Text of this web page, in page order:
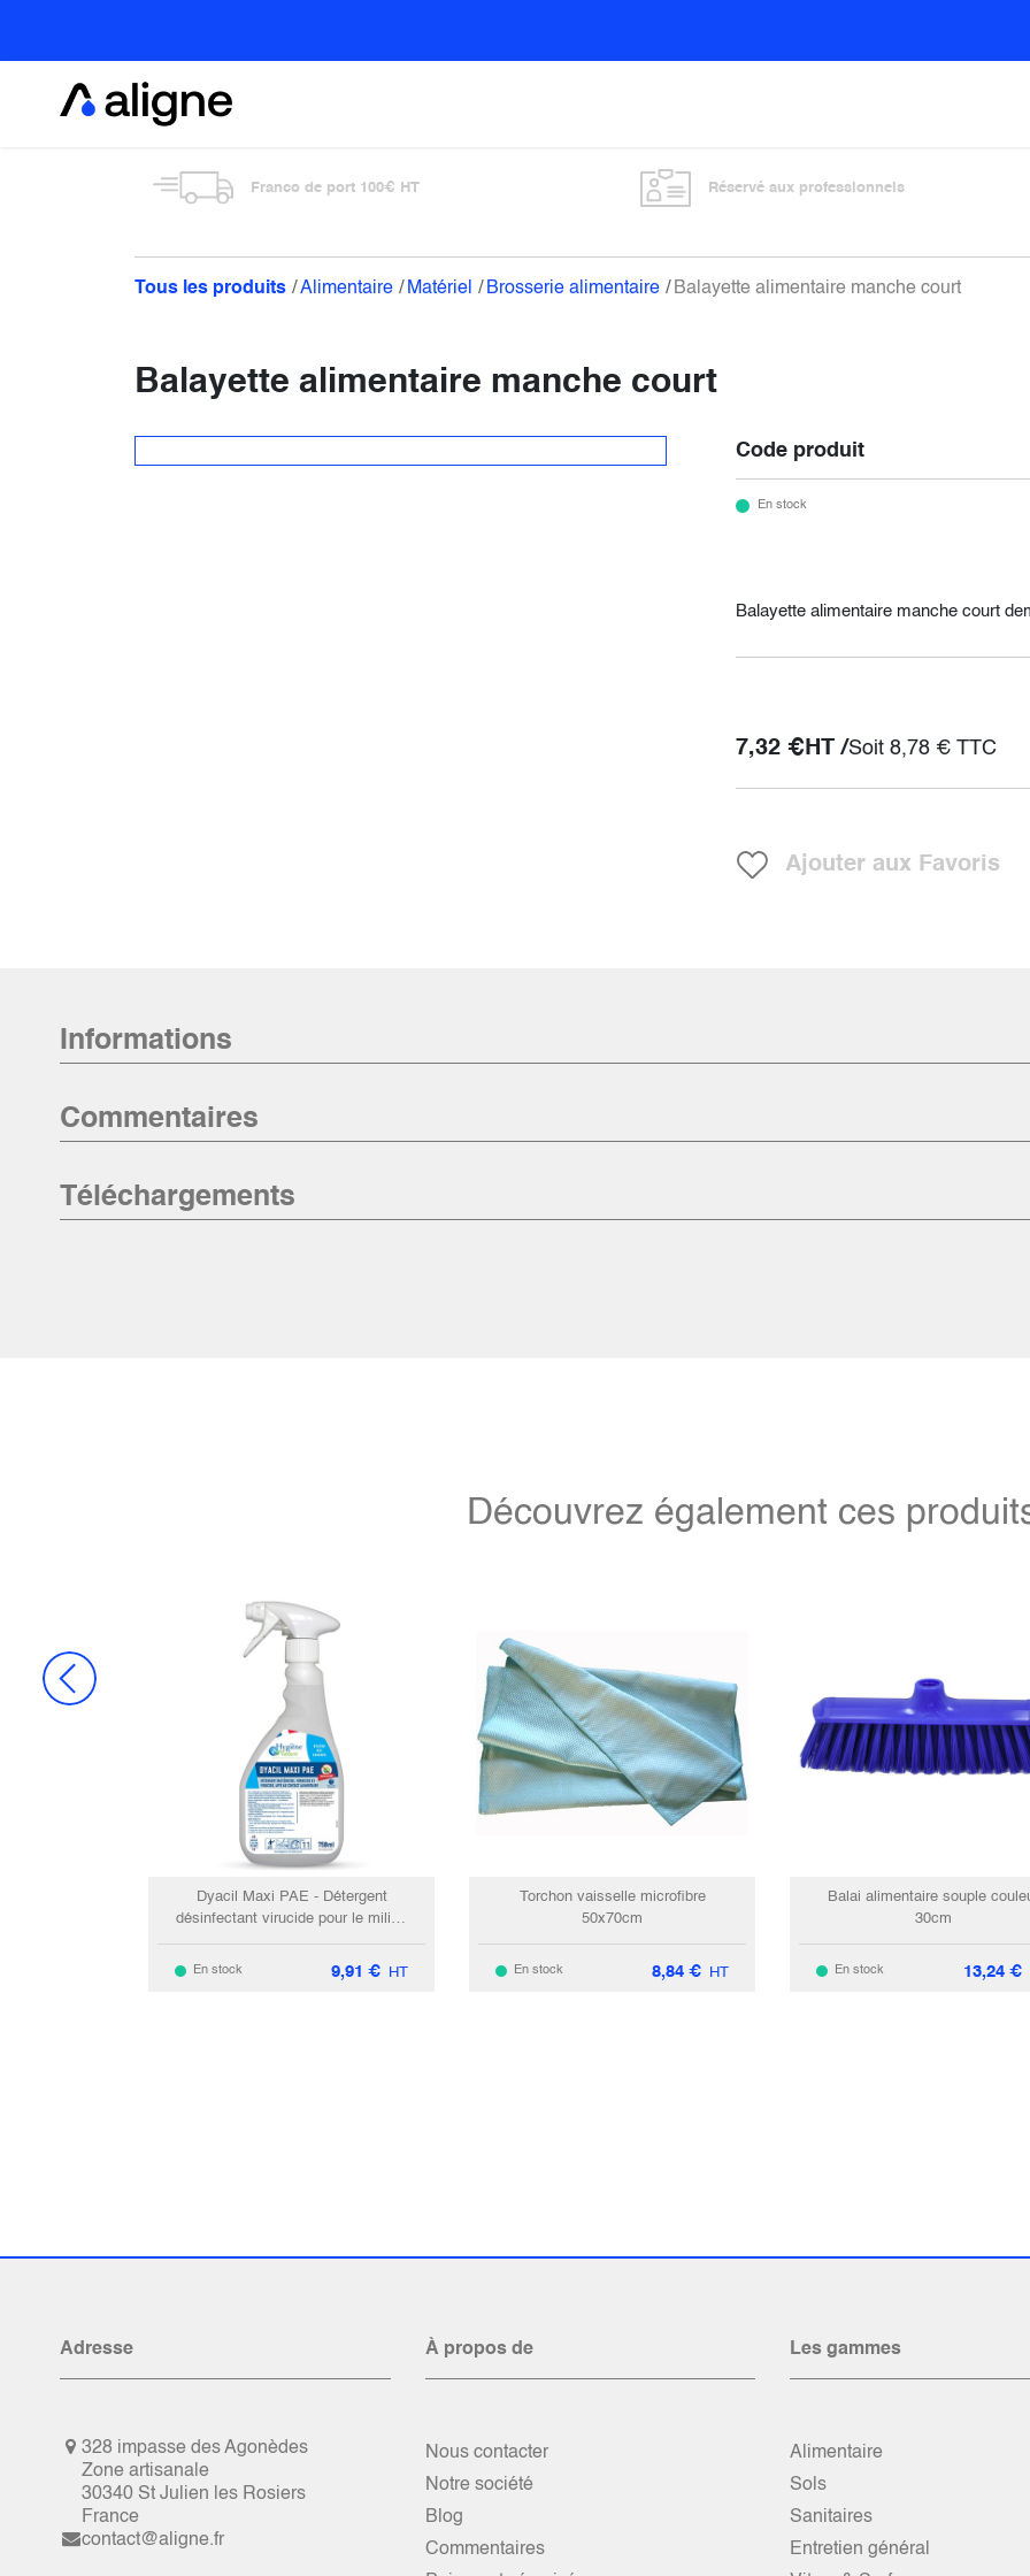
Franco de port 100€ HT Réservé aux professionnels
Tous les produits Alimentaire Matériel Brosserie alimentaire Balayette alimentaire manche court
Balayette alimentaire manche court
Code produit
En stock
Balayette alimentaire manche court
7,32€ HT /Soit 8,78€TTC
Ajouter aux Favoris
Informations
Commentaires
Téléchargements
Découvrez également ces
Dyacil Maxi PAE - Détergent
désinfectant virucide pour le milieu
alimentaire / 750ml
En stock 9,91 € HT
Torchon vaisselle microfibre
50x70cm
En stock 8,84 € HT
Balai alimentaire souple
30cm
En stock 13,24 €
Adresse
328 impasse des Agonèdes
Zone artisanale
30340 St Julien les Rosiers
France
contact@aligne.fr
À propos de
Nous contacter
Notre société
Blog
Commentaires
Les gammes
Alimentaire
Sols
Sanitaires
Entretien général